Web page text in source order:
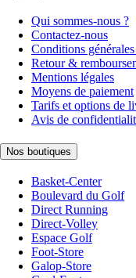
Qui sommes-nous ?
Contactez-nous
Conditions
Retour &
Mentions légales
Moyens de paiement
Tarifs et options de
Avis de
Nos boutiques
Basket-Center
Boulevard du Golf
Direct Running
Direct-Volley
Espace Golf
Foot-Store
Galop-Store